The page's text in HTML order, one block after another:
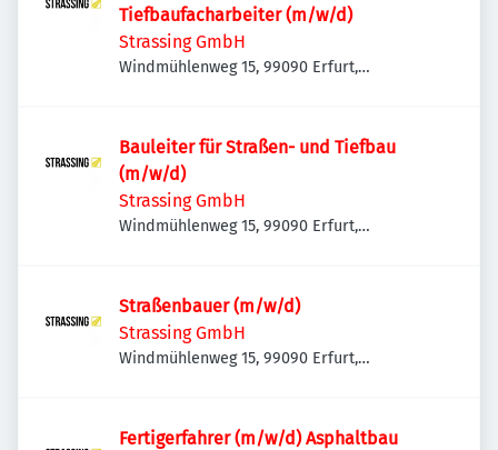
Tiefbaufacharbeiter (m/w/d)
Strassing GmbH
Windmühlenweg 15, 99090 Erfurt,
Bauleiter für Straßen- und Tiefbau
(m/w/d)
Strassing GmbH
Windmühlenweg 15, 99090 Erfurt,
Straßenbauer (m/w/d)
Strassing GmbH
Windmühlenweg 15, 99090 Erfurt,
Fertigerfahrer (m/w/d) Asphaltbau